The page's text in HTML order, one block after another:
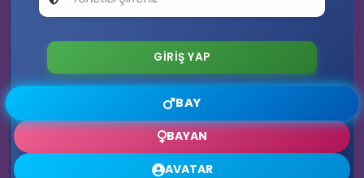
🔊
BAY
BAYAN
AVATAR